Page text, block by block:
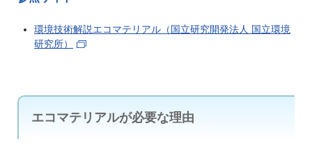
環境技術解説エコマテリアル（国立研究開発法人 国立環境
研究所）
エコマテリアルが必要な理由​